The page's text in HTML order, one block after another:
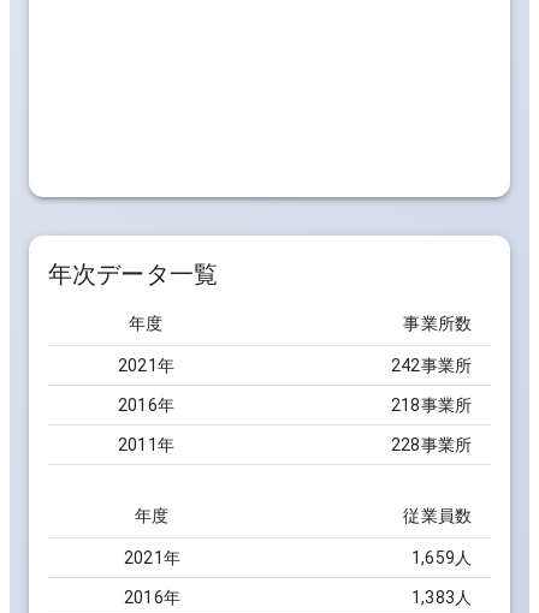
年次データ一覧
年度 事業所数
2021年 242事業所
2016年 218事業所
2011年 228事業所
年度 従業員数
2021年 1,659人
2016年 1,383人